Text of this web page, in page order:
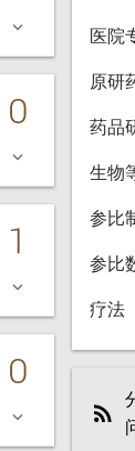
keyboard_arrow_down
0
keyboard_arrow_down
1
keyboard_arrow_down
0
keyboard_arrow_down
医院
原研
药品
生物
参比
参比
疗法